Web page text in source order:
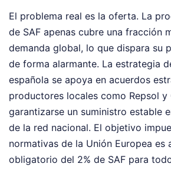
El problema real es la oferta. La
de SAF apenas cubre una fracción
demanda global, lo que dispara su
de forma alarmante. La estrategia
española se apoya en acuerdos
productores locales como Repsol y
garantizarse un suministro estable
de la red nacional. El objetivo
normativas de la Unión Europea es
obligatorio del 2% de SAF para